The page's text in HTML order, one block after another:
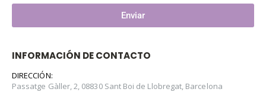
Enviar
INFORMACIÓN DE CONTACTO
DIRECCIÓN:
Passatge Gàller, 2, 08830 Sant Boi de Llobregat, Barcelona